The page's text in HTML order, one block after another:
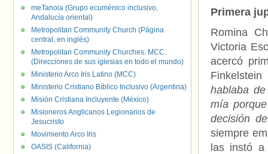
Primera
Romina
Victoria
acercó
hablaba de
mía
decisión
siempre
las instó
meTanoia (Grupo ecuménico inclusivo,
Andalucía oriental)
Metropolitan Community Church (Página
central, en inglés)
Metropolitan Community Churches. MCC.
(Direcciones de sus iglesias en todo el mundo)
Ministerio Arco Iris Latino (MCC)
Ministerio Cristiano Bíblico Inclusivo (Argentina)
Misión Cristiana Incluyente (México)
Misioneros Anglicanos Legionarios de
Jesucristo
Movimiento Arco Iris
OASIS (California)